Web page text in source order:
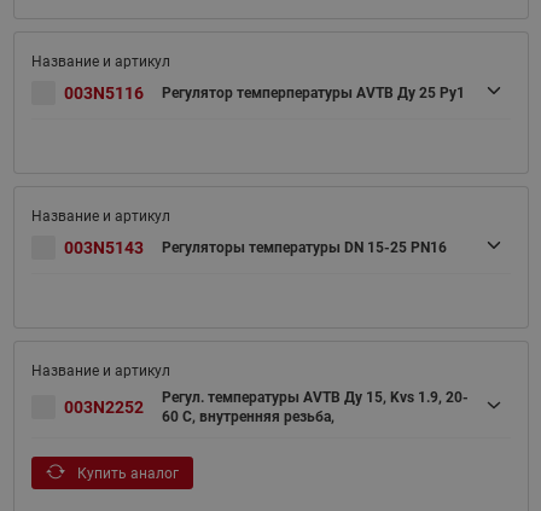
003N5116 Регулятор темперпературы AVTB Ду 25 Pу1
003N5143 Регуляторы температуры DN 15-25 PN16
003N2252
Регул. температуры AVTB Ду 15, Kvs 1.9, 20-
60 C, внутренняя резьба,
Купить аналог